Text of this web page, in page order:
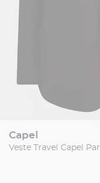
capel